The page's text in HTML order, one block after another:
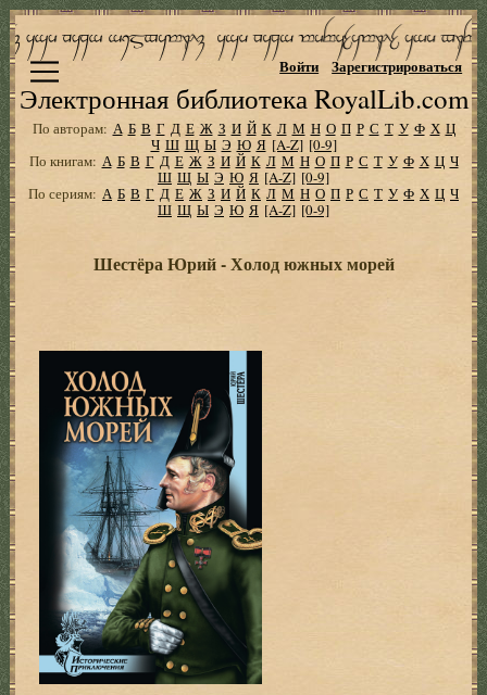
Электронная библиотека RoyalLib.com
Войти Зарегистрироваться
По авторам: А Б В Г Д Е Ж З И Й К Л М Н О П Р С Т У Ф Х Ц
Ч Ш Щ Ы Э Ю Я [A-Z] [0-9]
По книгам: А Б В Г Д Е Ж З И Й К Л М Н О П Р С Т У Ф Х Ц Ч
Ш Щ Ы Э Ю Я [A-Z] [0-9]
По сериям: А Б В Г Д Е Ж З И Й К Л М Н О П Р С Т У Ф Х Ц Ч
Ш Щ Ы Э Ю Я [A-Z] [0-9]
Шестёра Юрий - Холод южных морей